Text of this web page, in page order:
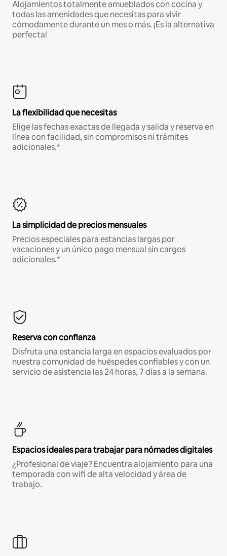
Alojamientos totalmente amueblados con cocina y
todas las amenidades que necesitas para vivir
cómodamente durante un mes o más. ¡Es la alternativa
perfecta!
La flexibilidad que necesitas
Elige las fechas exactas de llegada y salida y reserva en
línea con facilidad, sin compromisos ni trámites
adicionales.*
La simplicidad de precios mensuales
Precios especiales para estancias largas por
vacaciones y un único pago mensual sin cargos
adicionales.*
Reserva con confianza
Disfruta una estancia larga en espacios evaluados por
nuestra comunidad de huéspedes confiables y con un
servicio de asistencia las 24 horas, 7 días a la semana.
Espacios ideales para trabajar para nómades digitales
¿Profesional de viaje? Encuentra alojamiento para una
temporada con wifi de alta velocidad y área de
trabajo.